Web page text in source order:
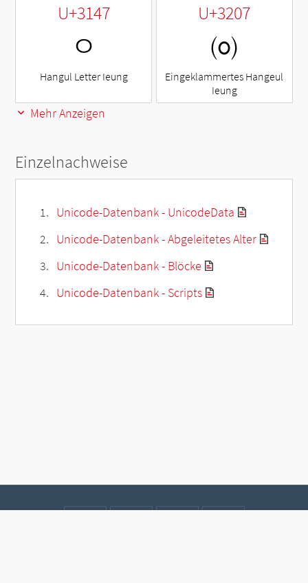
U+3147
ㅇ
Hangul Letter Ieung
U+3207
㈇
Eingeklammertes Hangeul
Ieung
Mehr Anzeigen
Einzelnachweise
Unicode-Datenbank - UnicodeData
Unicode-Datenbank - Abgeleitetes Alter
Unicode-Datenbank - Blöcke
Unicode-Datenbank - Scripts